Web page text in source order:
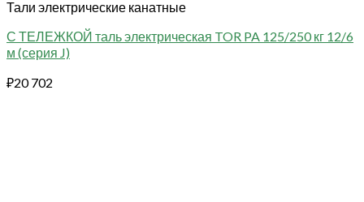
Тали электрические канатные
С ТЕЛЕЖКОЙ таль электрическая TOR PA 125/250 кг 12/6
м (серия J)
₽20 702